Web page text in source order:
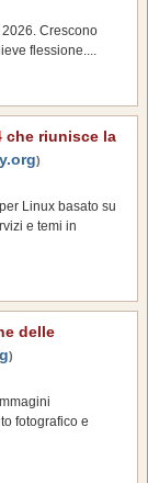
Crescono
flessione....
che riunisce la
)
Linux basato su
e temi in
delle
)
fotografico e